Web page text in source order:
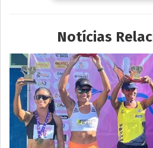
Notícias